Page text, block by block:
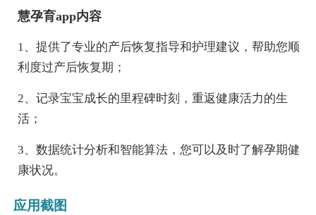
慧孕育app内容
1、提供了专业的产后恢复指导和护理建议，帮助您顺
利度过产后恢复期；
2、记录宝宝成长的里程碑时刻，重返健康活力的生
活；
3、数据统计分析和智能算法，您可以及时了解孕期健
康状况。
应用截图